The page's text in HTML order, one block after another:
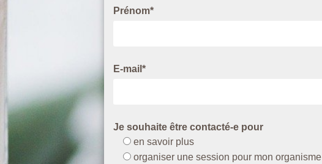
Prénom*
E-mail*
Je souhaite être contacté-e pour
en savoir plus
organiser une session pour mon organisme